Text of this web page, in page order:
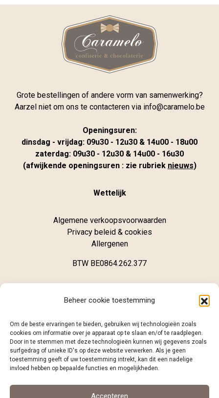
Beheer cookie toestemming
Om de beste ervaringen te bieden, gebruiken wij technologieën zoals
cookies om informatie over je apparaat op te slaan en/of te raadplegen.
Door in te stemmen met deze technologieën kunnen wij gegevens zoals
surfgedrag of unieke ID's op deze website verwerken. Als je geen
toestemming geeft of uw toestemming intrekt, kan dit een nadelige
invloed hebben op bepaalde functies en mogelijkheden.
Accepteren
Grote bestellingen of andere vorm van samenwerking?
Aarzel niet om ons te contacteren via info@caramelo.be
Openingsuren:
dinsdag - vrijdag: 09u30 - 12u30 & 14u00 - 18u00
zaterdag: 09u30 - 12u30 & 14u00 - 16u30
(afwijkende openingsuren : zie rubriek nieuws)
Wettelijk
Algemene verkoopsvoorwaarden
Privacy beleid & cookies
Allergenen
BTW BE0864.262.377
B-8020 Oostkamp
+32 (0)468 12 98 86
info@caramelo.be
Volg ons